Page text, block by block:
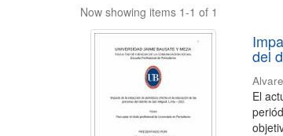
Now showing items 1-1 of 1
del
El